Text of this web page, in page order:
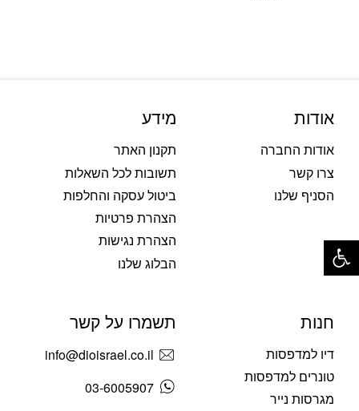
אודות
אודות החברה
צרו קשר
הסניף שלנו
מידע
תקנון האתר
תשובות לכל השאלות
ביטול עסקה והחלפות
הצהרת פרטיות
הצהרת נגישות
הבלוג שלנו
חנות
דיו למדפסות
טונרים למדפסות
מגרסות נייר
תשמרו על קשר
info@dioisrael.co.il
03-6005907
פתח סרגל נגישות